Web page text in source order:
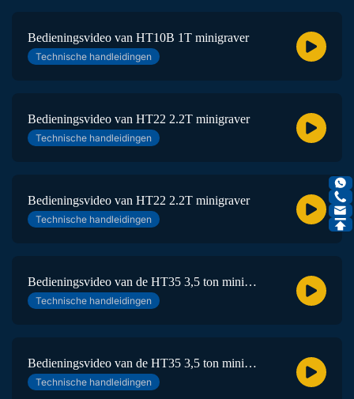
Bedieningsvideo van HT10B 1T minigraver
Technische handleidingen
Bedieningsvideo van HT22 2.2T minigraver
Technische handleidingen
Bedieningsvideo van HT22 2.2T minigraver
Technische handleidingen
Bedieningsvideo van de HT35 3,5 ton mini
graafmachine
Technische handleidingen
Bedieningsvideo van de HT35 3,5 ton mini
graafmachine
Technische handleidingen